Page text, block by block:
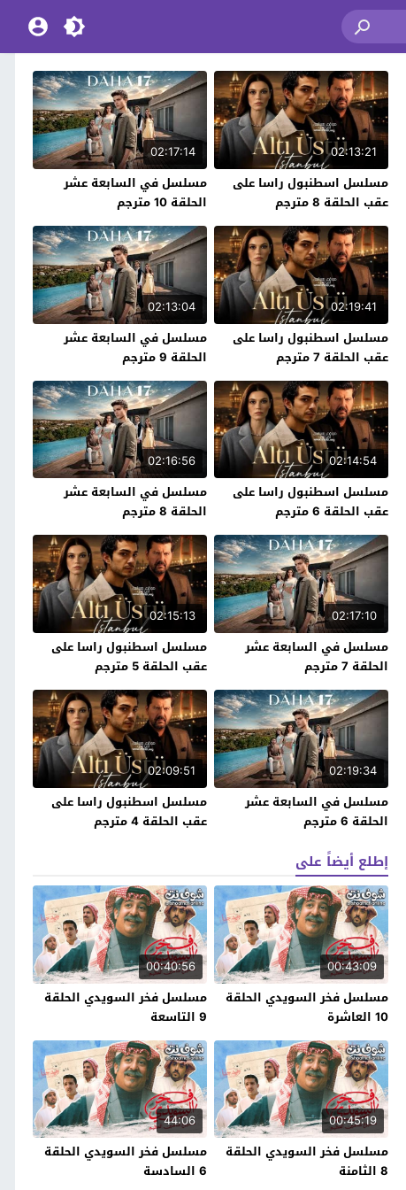
02:13:21
مسلسل اسطنبول راسا على
عقب الحلقة 8 مترجم
02:17:14
مسلسل في السابعة عشر
الحلقة 10 مترجم
02:19:41
مسلسل اسطنبول راسا على
عقب الحلقة 7 مترجم
02:13:04
مسلسل في السابعة عشر
الحلقة 9 مترجم
02:14:54
مسلسل اسطنبول راسا على
عقب الحلقة 6 مترجم
02:16:56
مسلسل في السابعة عشر
الحلقة 8 مترجم
02:17:10
مسلسل في السابعة عشر
الحلقة 7 مترجم
02:15:13
مسلسل اسطنبول راسا على
عقب الحلقة 5 مترجم
02:19:34
مسلسل في السابعة عشر
الحلقة 6 مترجم
02:09:51
مسلسل اسطنبول راسا على
عقب الحلقة 4 مترجم
إطلع أيضاً على
00:43:09
مسلسل فخر السويدي الحلقة
10 العاشرة
00:40:56
مسلسل فخر السويدي الحلقة
9 التاسعة
00:45:19
مسلسل فخر السويدي الحلقة
8 الثامنة
44:06
مسلسل فخر السويدي الحلقة
6 السادسة